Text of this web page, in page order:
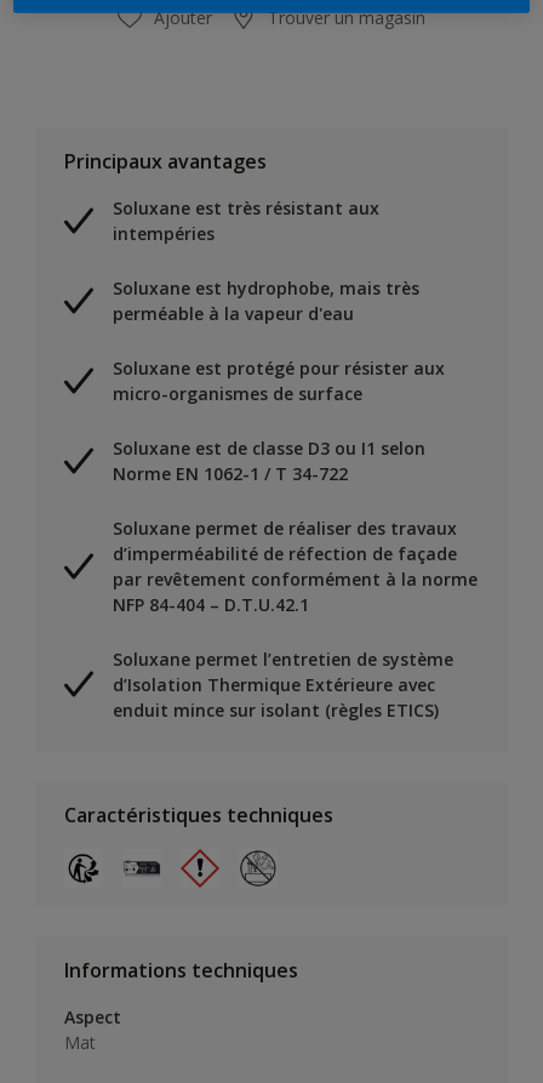
Ajouter Trouver un magasin
Principaux avantages
Soluxane est très résistant aux
intempéries
Soluxane est hydrophobe, mais très
perméable à la vapeur d'eau
Soluxane est protégé pour résister aux
micro-organismes de surface
Soluxane est de classe D3 ou I1 selon
Norme EN 1062-1 / T 34-722
Soluxane permet de réaliser des travaux
d’imperméabilité de réfection de façade
par revêtement conformément à la norme
NFP 84-404 – D.T.U.42.1
Soluxane permet l’entretien de système
d’Isolation Thermique Extérieure avec
enduit mince sur isolant (règles ETICS)
Caractéristiques techniques
Informations techniques
Aspect
Mat